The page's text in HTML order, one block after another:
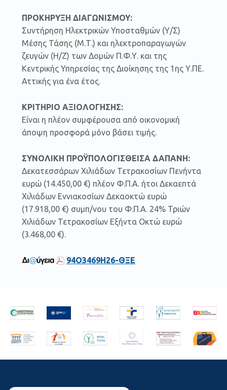
ΠΡΟΚΗΡΥΞΗ ΔΙΑΓΩΝΙΣΜΟΥ:
Συντήρηση Ηλεκτρικών Υποσταθμών (Υ/Σ)
Μέσης Τάσης (Μ.Τ.) και ηλεκτροπαραγωγών
ζευγών (Η/Ζ) των Δομών Π.Φ.Υ. και της
Κεντρικής Υπηρεσίας της Διοίκησης της 1ης Υ.ΠΕ.
Αττικής για ένα έτος.
ΚΡΙΤΗΡΙΟ ΑΞΙΟΛΟΓΗΣΗΣ:
Είναι η πλέον συμφέρουσα από οικονομική
άποψη προσφορά μόνο βάσει τιμής.
ΣΥΝΟΛΙΚΗ ΠΡΟΫΠΟΛΟΓΙΣΘΕΙΣΑ ΔΑΠΑΝΗ:
Δεκατεσσάρων Χιλιάδων Τετρακοσίων Πενήντα
ευρώ (14.450,00 €) πλέον Φ.Π.Α. ήτοι Δεκαεπτά
Χιλιάδων Εννιακοσίων Δεκαοκτώ ευρώ
(17.918,00 €) συμπ/νου του Φ.Π.Α. 24% Τριών
Χιλιάδων Τετρακοσίων Εξήντα Οκτώ ευρώ
(3.468,00 €).
94Ο3469Η26-ΘΞΕ